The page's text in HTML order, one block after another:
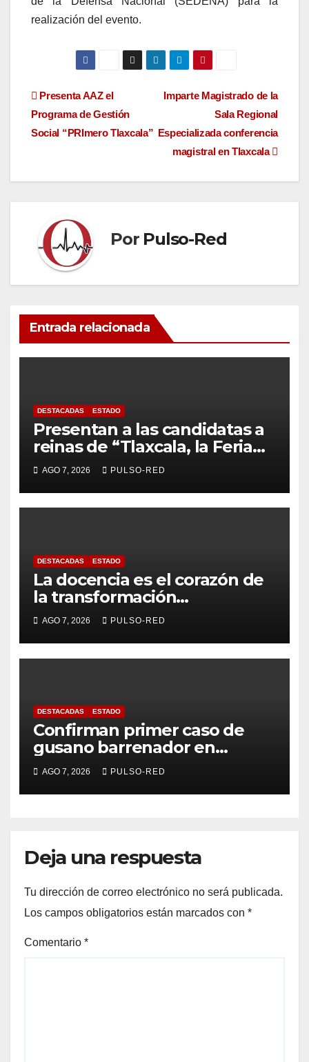
realización del evento.
Navegación
de
Imparte Magistrado de la
Sala Regional
Especializada conferencia
magistral en Tlaxcala
Presenta AAZ el
Programa de Gestión
Social “PRImero Tlaxcala”
Por Pulso-Red
Entrada relacionada
DESTACADAS ESTADO
Presentan a las candidatas a
reinas de “Tlaxcala, la Feria
de Ferias 2026: La Flor
Tlaxcalteca”
AGO 7, 2026 PULSO-RED
DESTACADAS ESTADO
La docencia es el corazón de
la transformación
universitaria: Rector de la
UATx
AGO 7, 2026 PULSO-RED
DESTACADAS ESTADO
Confirman primer caso de
gusano barrenador en
humano en Tlaxcala
AGO 7, 2026 PULSO-RED
Deja una respuesta
Tu dirección de correo electrónico no será publicada.
Los campos obligatorios están marcados con *
Comentario *